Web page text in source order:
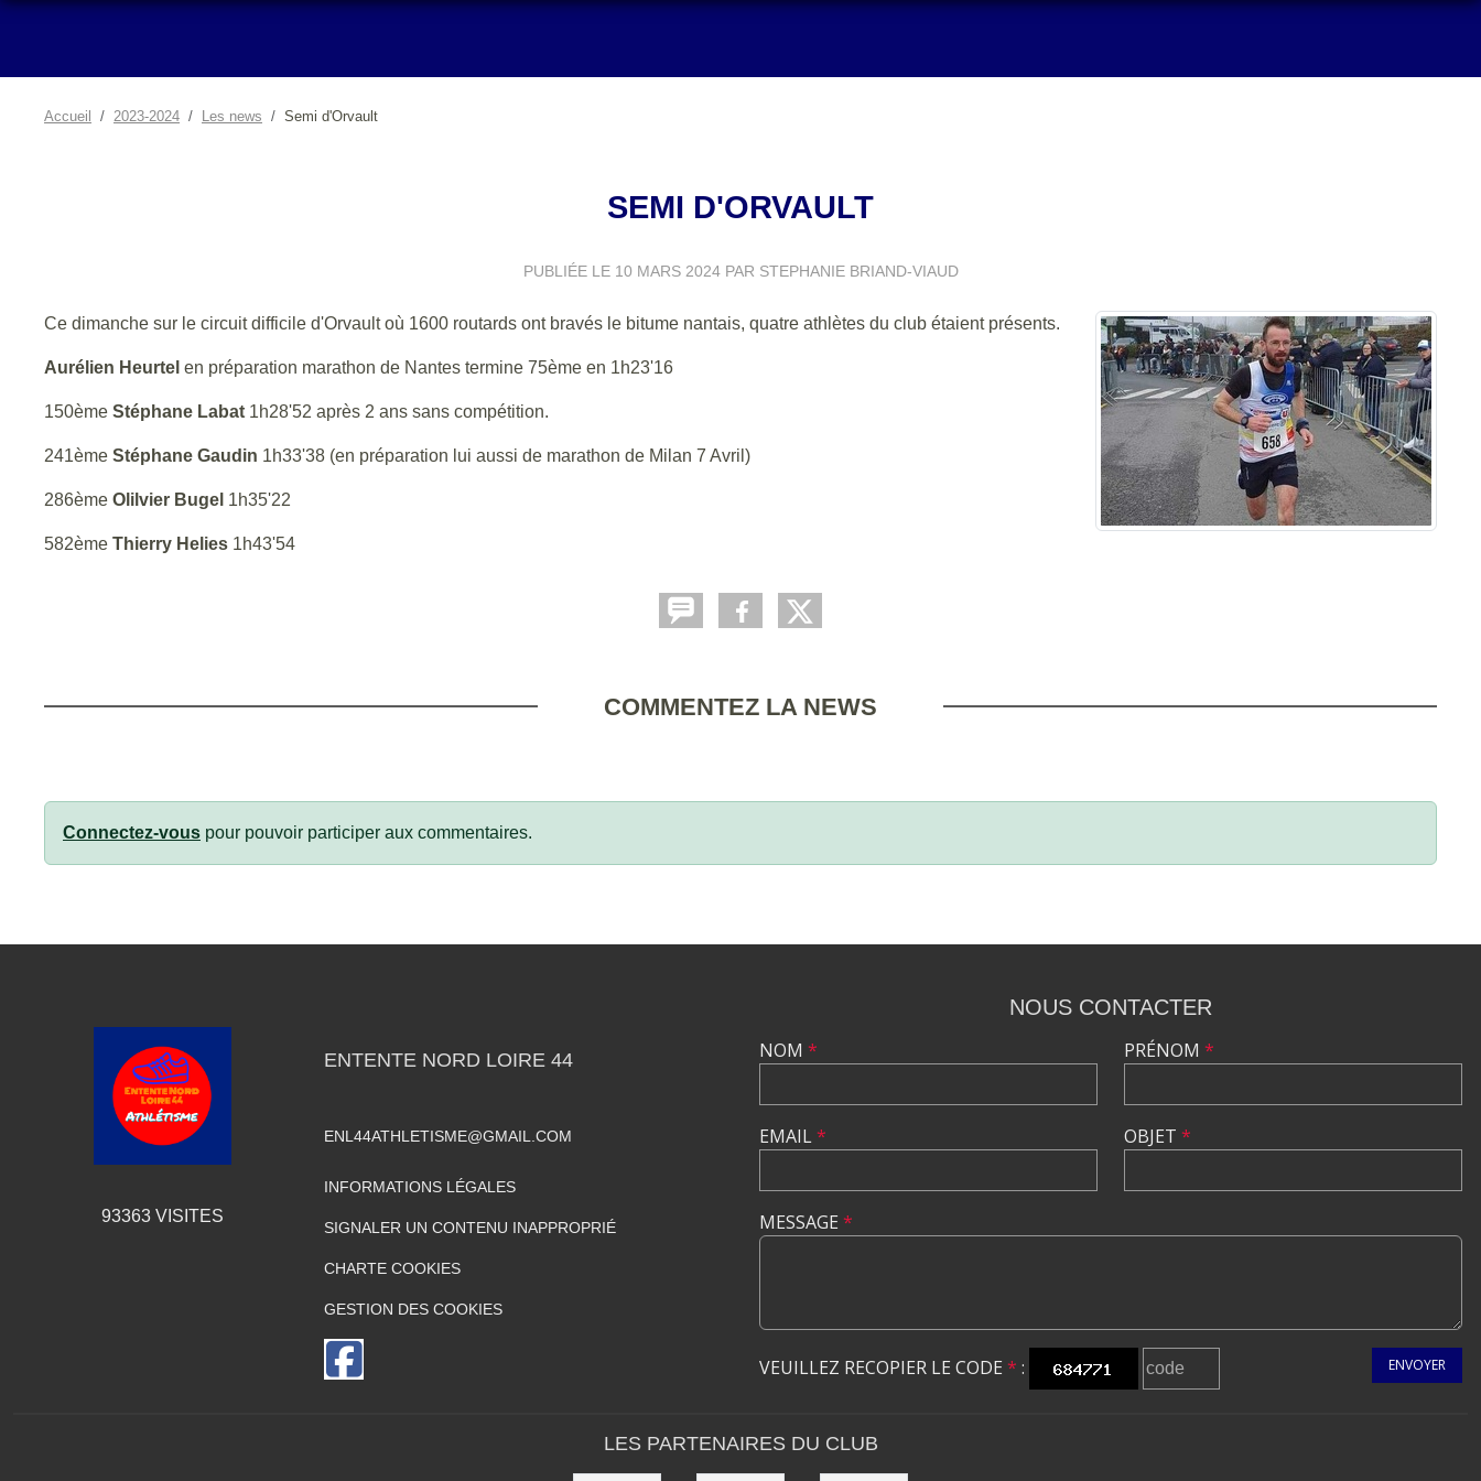
Accueil 2023-2024 Les news Semi d'Orvault
SEMI D'ORVAULT
PUBLIÉE LE 10 MARS 2024PAR STEPHANIE BRIAND-VIAUD
Ce dimanche sur le circuit difficile d'Orvault où 1600 routards ont bravés le bitume nantais, quatre athlètes du club étaient présents.
Aurélien Heurtel en préparation marathon de Nantes termine 75ème en 1h23'16
150ème Stéphane Labat 1h28'52 après 2 ans sans compétition.
241ème Stéphane Gaudin 1h33'38 (en préparation lui aussi de marathon de Milan 7 Avril)
286ème Olilvier Bugel 1h35'22
582ème Thierry Helies 1h43'54
COMMENTEZ LA NEWS
Connectez-vous pour pouvoir participer aux commentaires.
93363VISITES
ENTENTE NORD LOIRE 44
ENL44ATHLETISME@GMAIL.COM
INFORMATIONS LÉGALES
SIGNALER UN CONTENU INAPPROPRIÉ
CHARTE COOKIES
GESTION DES COOKIES
NOUS CONTACTER
NOM *
EMAIL*
PRÉNOM *
OBJET *
MESSAGE *
VEUILLEZ RECOPIER LE CODE * : ENVOYER
LES PARTENAIRES DU CLUB